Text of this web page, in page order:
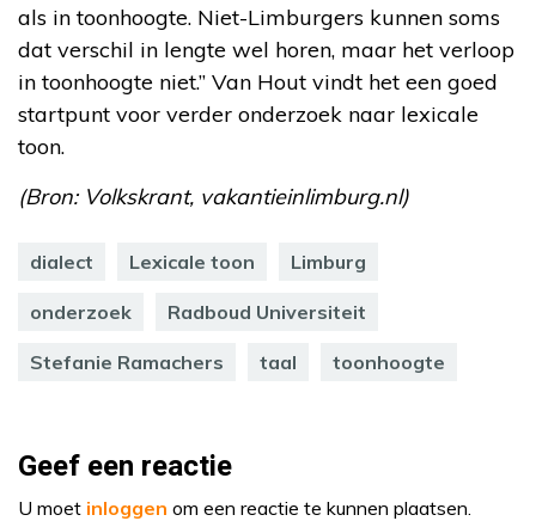
als in toonhoogte. Niet-Limburgers kunnen soms
dat verschil in lengte wel horen, maar het verloop
in toonhoogte niet.” Van Hout vindt het een goed
startpunt voor verder onderzoek naar lexicale
toon.
(Bron: Volkskrant, vakantieinlimburg.nl)
dialect Lexicale toon Limburg
onderzoek Radboud Universiteit
Stefanie Ramachers taal toonhoogte
Geef een reactie
U moet inloggen om een reactie te kunnen plaatsen.